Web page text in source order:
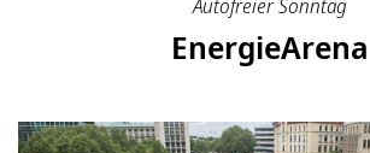
Autofreier Sonntag
EnergieArena